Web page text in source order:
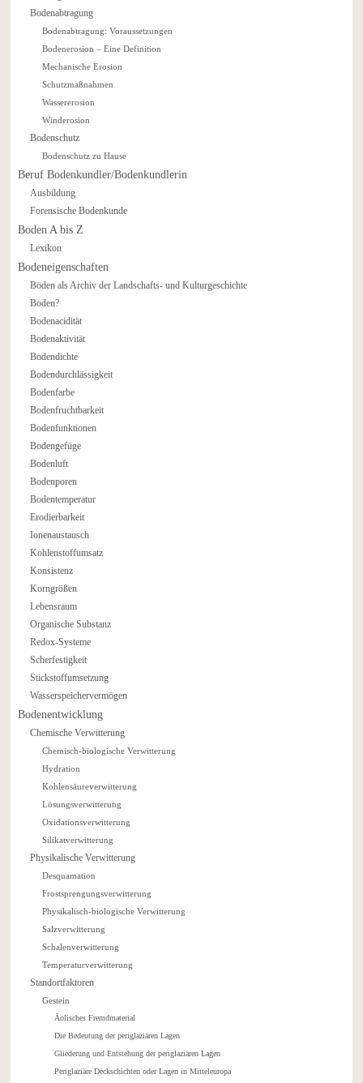
Bodenabtragung
Bodenabtragung: Voraussetzungen
Bodenerosion – Eine Definition
Mechanische Erosion
Schutzmaßnahmen
Wassererosion
Winderosion
Bodenschutz
Bodenschutz zu Hause
Beruf Bodenkundler/Bodenkundlerin
Ausbildung
Forensische Bodenkunde
Boden A bis Z
Lexikon
Bodeneigenschaften
Böden als Archiv der Landschafts- und Kulturgeschichte
Boden?
Bodenacidität
Bodenaktivität
Bodendichte
Bodendurchlässigkeit
Bodenfarbe
Bodenfruchtbarkeit
Bodenfunktionen
Bodengefüge
Bodenluft
Bodenporen
Bodentemperatur
Erodierbarkeit
Ionenaustausch
Kohlenstoffumsatz
Konsistenz
Korngrößen
Lebensraum
Organische Substanz
Redox-Systeme
Scherfestigkeit
Stickstoffumsetzung
Wasserspeichervermögen
Bodenentwicklung
Chemische Verwitterung
Chemisch-biologische Verwitterung
Hydration
Kohlensäureverwitterung
Lösungsverwitterung
Oxidationsverwitterung
Silikatverwitterung
Physikalische Verwitterung
Desquamation
Frostsprengungsverwitterung
Physikalisch-biologische Verwitterung
Salzverwitterung
Schalenverwitterung
Temperaturverwitterung
Standortfaktoren
Gestein
Äolisches Fremdmaterial
Die Bedeutung der periglaziären Lagen
Gliederung und Entstehung der periglaziären Lagen
Periglaziäre Deckschichten oder Lagen in Mitteleuropa